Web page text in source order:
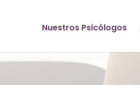
Nuestros Psicólogos